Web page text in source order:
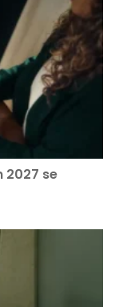
2027 se